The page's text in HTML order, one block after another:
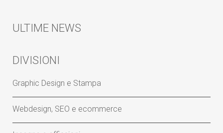
ULTIME NEWS
DIVISIONI
Graphic Design e Stampa
Webdesign, SEO e ecommerce